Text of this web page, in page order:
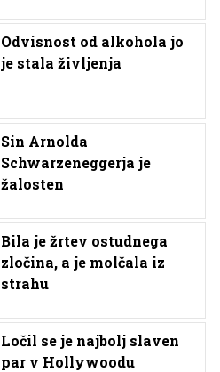
Odvisnost od alkohola jo
je stala življenja
Sin Arnolda
Schwarzeneggerja je
žalosten
Bila je žrtev ostudnega
zločina, a je molčala iz
strahu
Ločil se je najbolj slaven
par v Hollywoodu